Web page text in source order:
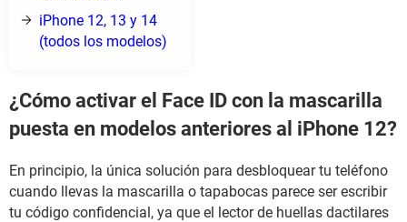
iPhone 12, 13 y 14
(todos los modelos)
¿Cómo activar el Face ID con la mascarilla
puesta en modelos anteriores al iPhone 12?
En principio, la única solución para desbloquear tu teléfono
cuando llevas la mascarilla o tapabocas parece ser escribir
tu código confidencial, ya que el lector de huellas dactilares